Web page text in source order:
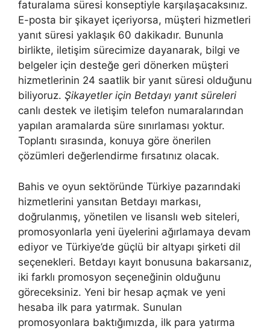
faturalama süresi konseptiyle karşılaşacaksınız.
E-posta bir şikayet içeriyorsa, müşteri hizmetleri
yanıt süresi yaklaşık 60 dakikadır. Bununla
birlikte, iletişim sürecimize dayanarak, bilgi ve
belgeler için desteğe geri dönerken müşteri
hizmetlerinin 24 saatlik bir yanıt süresi olduğunu
biliyoruz. Şikayetler için Betdayı yanıt süreleri
canlı destek ve iletişim telefon numaralarından
yapılan aramalarda süre sınırlaması yoktur.
Toplantı sırasında, konuya göre önerilen
çözümleri değerlendirme fırsatınız olacak.
Bahis ve oyun sektöründe Türkiye pazarındaki
hizmetlerini yansıtan Betdayı markası,
doğrulanmış, yönetilen ve lisanslı web siteleri,
promosyonlarla yeni üyelerini ağırlamaya devam
ediyor ve Türkiye’de güçlü bir altyapı şirketi dil
seçenekleri. Betdayı kayıt bonusuna bakarsanız,
iki farklı promosyon seçeneğinin olduğunu
göreceksiniz. Yeni bir hesap açmak ve yeni
hesaba ilk para yatırmak. Sunulan
promosyonlara baktığımızda, ilk para yatırma